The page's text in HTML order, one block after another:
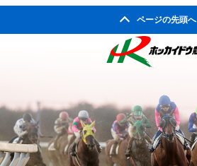
ページの先頭へ